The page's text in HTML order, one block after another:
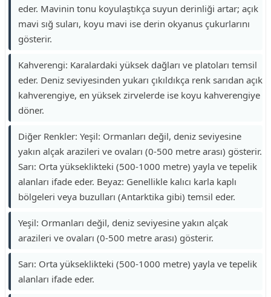
eder. Mavinin tonu koyulaştıkça suyun derinliği artar; açık
mavi sığ suları, koyu mavi ise derin okyanus çukurlarını
gösterir.
Kahverengi: Karalardaki yüksek dağları ve platoları temsil
eder. Deniz seviyesinden yukarı çıkıldıkça renk sarıdan açık
kahverengiye, en yüksek zirvelerde ise koyu kahverengiye
döner.
Diğer Renkler: Yeşil: Ormanları değil, deniz seviyesine
yakın alçak arazileri ve ovaları (0-500 metre arası) gösterir.
Sarı: Orta yükseklikteki (500-1000 metre) yayla ve tepelik
alanları ifade eder. Beyaz: Genellikle kalıcı karla kaplı
bölgeleri veya buzulları (Antarktika gibi) temsil eder.
Yeşil: Ormanları değil, deniz seviyesine yakın alçak
arazileri ve ovaları (0-500 metre arası) gösterir.
Sarı: Orta yükseklikteki (500-1000 metre) yayla ve tepelik
alanları ifade eder.